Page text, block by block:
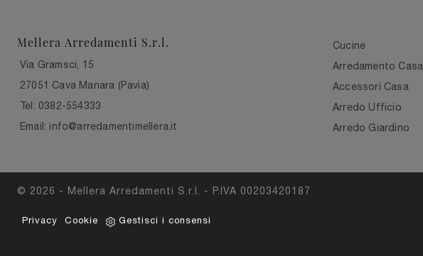
Mellera Arredamenti S.r.l.
Via Gramsci, 15
27051 Cava Manara (Pavia)
Tel: 0382-554333
Email: info@arredamentimellera.it
Cucine
Arredamento Casa
Accessori Casa
Arredo Ufficio
Arredo Giardino
© 2026 - Mellera Arredamenti S.r.l. - P.IVA 00203420187
Privacy Cookie Gestisci i consensi